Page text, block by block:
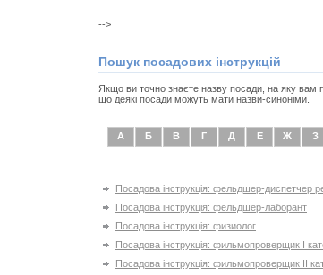
-->
Пошук посадових інструкцій
Якщо ви точно знаєте назву посади, на яку вам
що деякі посади можуть мати назви-синоніми.
А Б В Г Д Е Ж З
Посадова інструкція: фельдшер-диспетчер
Посадова інструкція: фельдшер-лаборант
Посадова інструкція: физиолог
Посадова інструкція: фильмопроверщик I
Посадова інструкція: фильмопроверщик IІ